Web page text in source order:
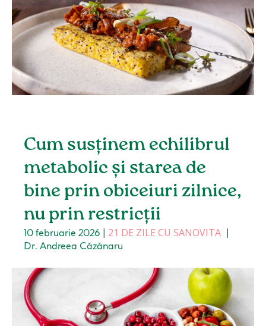
Cum susținem echilibrul
metabolic și starea de
bine prin obiceiuri zilnice,
nu prin restricții
10 februarie 2026 21 DE ZILE CU SANOVITA
Dr. Andreea Căzănaru